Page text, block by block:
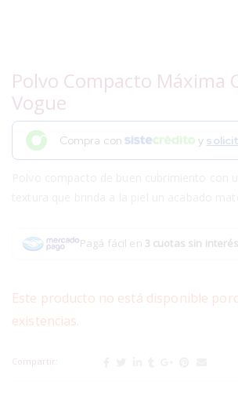
Polvo Compacto Máxima
Vogue
Compra con y
Pagá fácil en 3 cuotas sin interés
Este producto no está disponible
existencias.
Compartir: